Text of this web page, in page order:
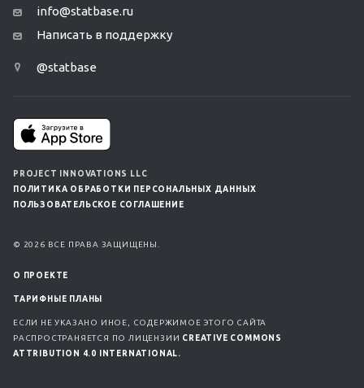
info@statbase.ru
Написать в поддержку
@statbase
PROJECT INNOVATIONS LLC
ПОЛИТИКА ОБРАБОТКИ ПЕРСОНАЛЬНЫХ ДАННЫХ
ПОЛЬЗОВАТЕЛЬСКОЕ СОГЛАШЕНИЕ
© 2026 ВСЕ ПРАВА ЗАЩИЩЕНЫ.
О ПРОЕКТЕ
ТАРИФНЫЕ ПЛАНЫ
ЕСЛИ НЕ УКАЗАНО ИНОЕ, СОДЕРЖИМОЕ ЭТОГО САЙТА
РАСПРОСТРАНЯЕТСЯ ПО ЛИЦЕНЗИИ CREATIVE COMMONS
ATTRIBUTION 4.0 INTERNATIONAL.